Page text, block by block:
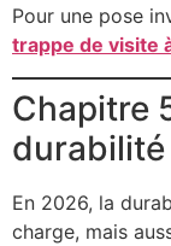
Pour une pose
trappe de visite
Chapitre
En 2026, la
charge, mais